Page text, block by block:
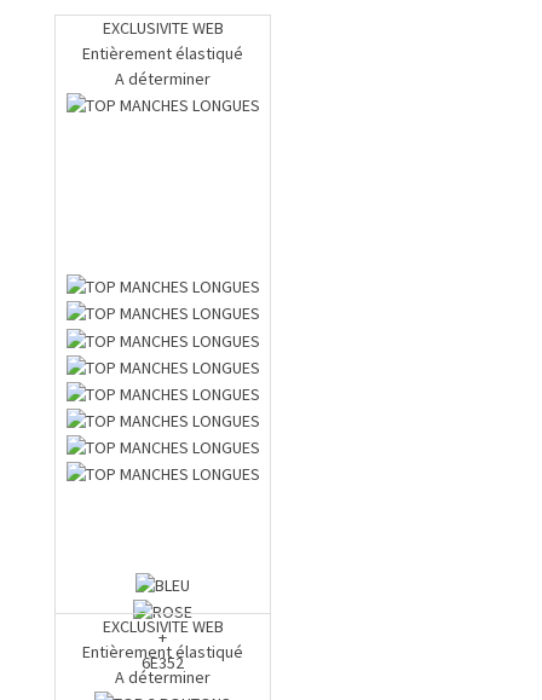
EXCLUSIVITE WEB
Entièrement élastiqué
A déterminer
+
6E352
EXCLUSIVITE WEB
Entièrement élastiqué
A déterminer